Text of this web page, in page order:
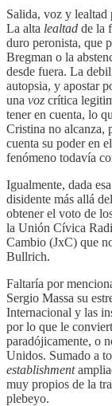
Salida, voz y
La alta lealtad de la
duro peronista, que
Bregman o la
desde fuera. La
autopsia, y apostar
una voz crítica
tener en cuenta, lo
Cristina no alcanza,
cuenta su poder en
fenómeno todavía
Igualmente, dada
disidente más allá
obtener el voto de
la Unión Cívica
Cambio (JxC) que
Bullrich.
Faltaría por
Sergio Massa su
Internacional y las
por lo que le
paradójicamente, o
Unidos. Sumado a
establishment
muy propios de la
plebeyo.